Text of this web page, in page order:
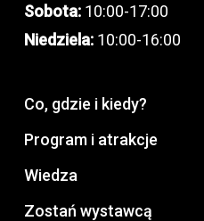
Sobota:10:00-17:00
Niedziela:10:00-16:00
Co, gdzie i kiedy?
Program i atrakcje
Wiedza
Zostań wystawcą